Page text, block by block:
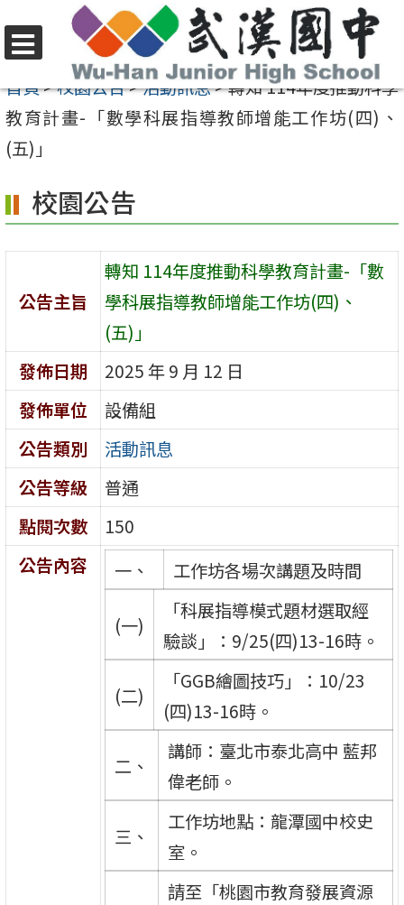
至
要
內
區
選
單
首頁>校園公告>活動訊息>轉知 114年度推動科學
教育計畫-「數學科展指導教師增能工作坊(四)、
(五)」
校園公告
公告主旨
轉知 114年度推動科學教育計畫-「數
學科展指導教師增能工作坊(四)、
(五)」
發佈日期
2025 年 9 月 12 日
發佈單位
設備組
公告類別
活動訊息
公告等級
普通
點閱次數
150
公告內容
一、 工作坊各場次講題及時間
(一)
「科展指導模式題材選取經
驗談」：9/25(四)13-16時。
(二)
「GGB繪圖技巧」：10/23
(四)13-16時。
二、
講師：臺北市泰北高中 藍邦
偉老師。
三、
工作坊地點：龍潭國中校史
室。
請至「桃園市教育發展資源